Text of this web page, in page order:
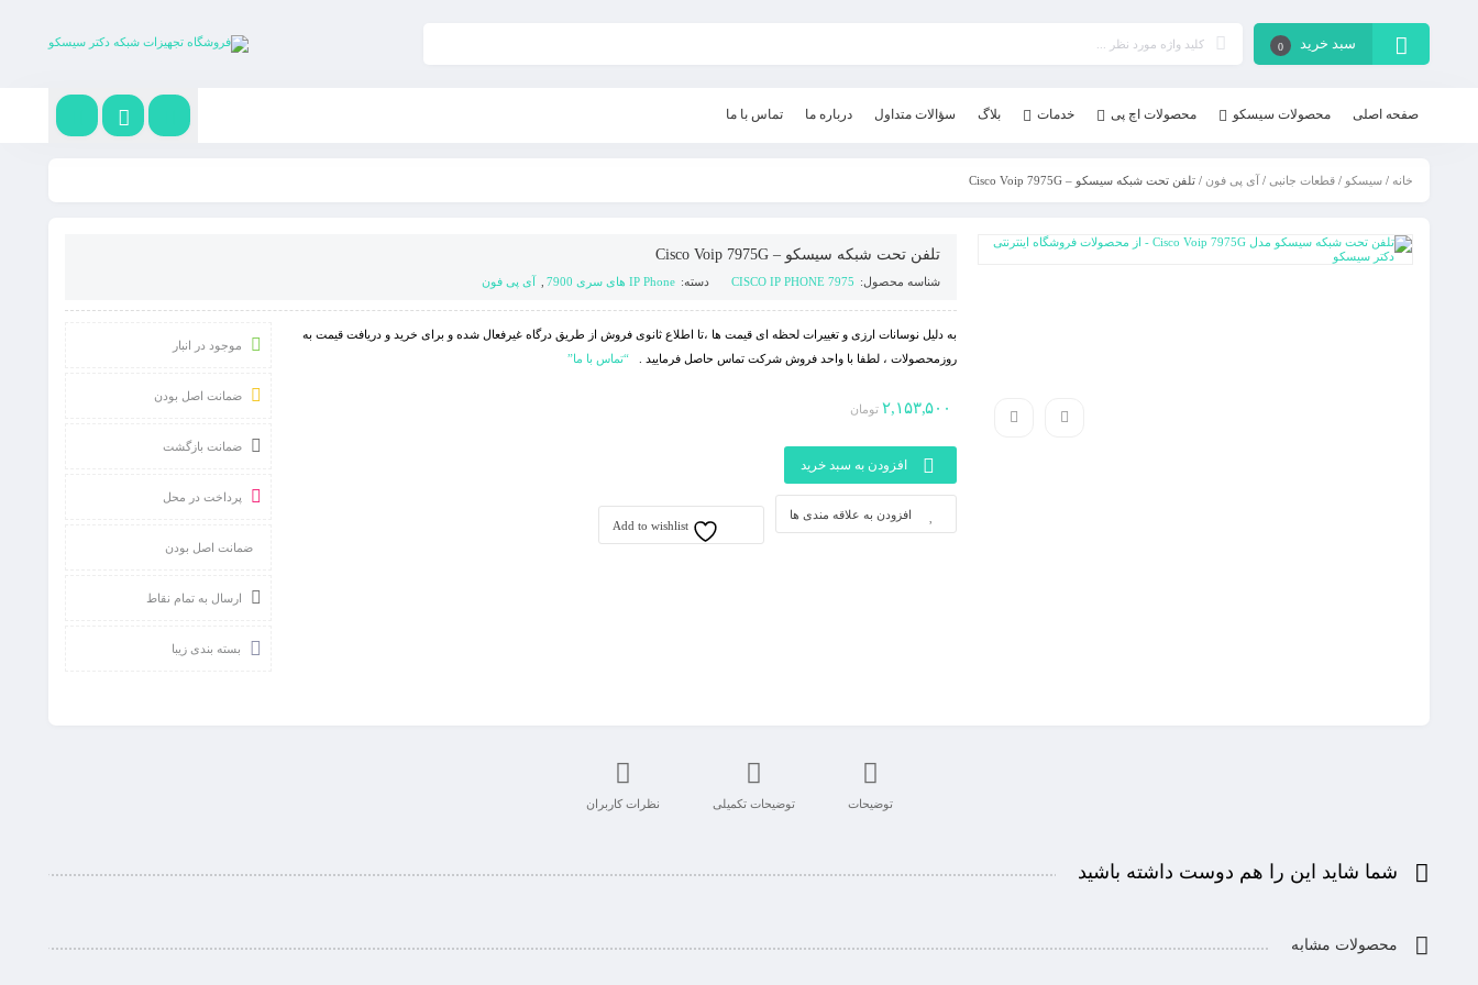
سبد خرید 0
صفحه اصلی محصولات سیسکو محصولات اچ پی خدمات بلاگ سؤالات متداول درباره ما تماس با ما
خانه / سیسکو / قطعات جانبی / آی پی فون / تلفن تحت شبکه سیسکو – Cisco Voip 7975G
تلفن تحت شبکه سیسکو – Cisco Voip 7975G
شناسه محصول: CISCO IP PHONE 7975 دسته: IP Phone های سری 7900 آی پی فون
به دلیل نوسانات ارزی و تغییرات لحظه ای قیمت ها ،تا اطلاع ثانوی فروش از طریق درگاه غیرفعال شده و برای خرید و دریافت قیمت به
روزمحصولات ، لطفا با واحد فروش شرکت تماس حاصل فرمایید .
“تماس با ما”
۲,۱۵۳,۵۰۰ تومان
افزودن به سبد خرید
افزودن به علاقه مندی ها
Add to wishlist
موجود در انبار
ضمانت اصل بودن
ضمانت بازگشت
پرداخت در محل
ضمانت اصل بودن
ارسال به تمام نقاط
بسته بندی زیبا
توضیحات توضیحات تکمیلی نظرات کاربران
شما شاید این را هم دوست داشته باشید
محصولات مشابه